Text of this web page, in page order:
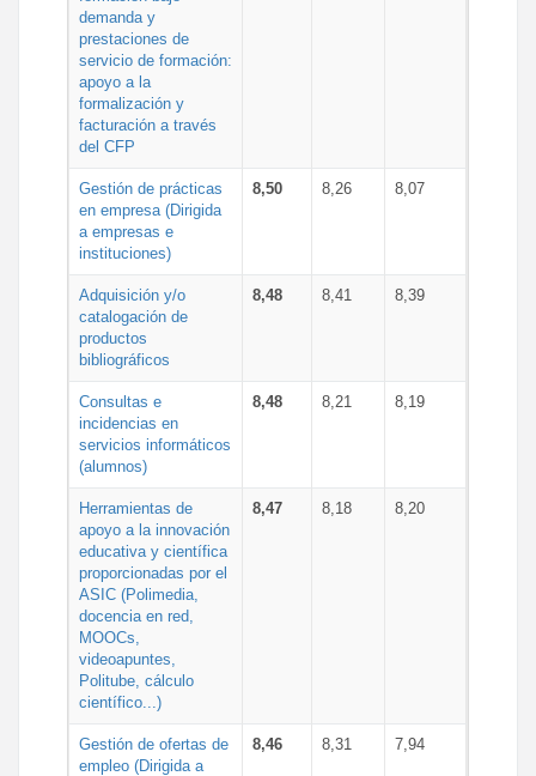
demanda y
prestaciones de
servicio de formación:
apoyo a la
formalización y
facturación a través
del CFP
Gestión de prácticas
en empresa (Dirigida
a empresas e
instituciones)
8,50 8,26 8,07
Adquisición y/o
catalogación de
productos
bibliográficos
8,48 8,41 8,39
Consultas e
incidencias en
servicios informáticos
(alumnos)
8,48 8,21 8,19
Herramientas de
apoyo a la innovación
educativa y científica
proporcionadas por el
ASIC (Polimedia,
docencia en red,
MOOCs,
videoapuntes,
Politube, cálculo
científico...)
8,47 8,18 8,20
Gestión de ofertas de
empleo (Dirigida a
8,46 8,31 7,94